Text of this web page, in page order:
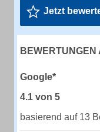
Jetzt
BEWERTUNGEN
Google*
4.1 von 5
basierend auf 13